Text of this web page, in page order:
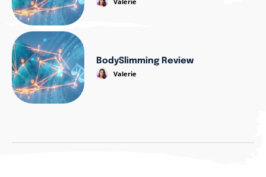
BodySlimming Review
Valerie